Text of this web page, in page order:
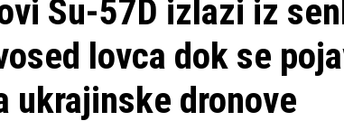
Su-57D izlazi iz
lovca dok se
ukrajinske dronove